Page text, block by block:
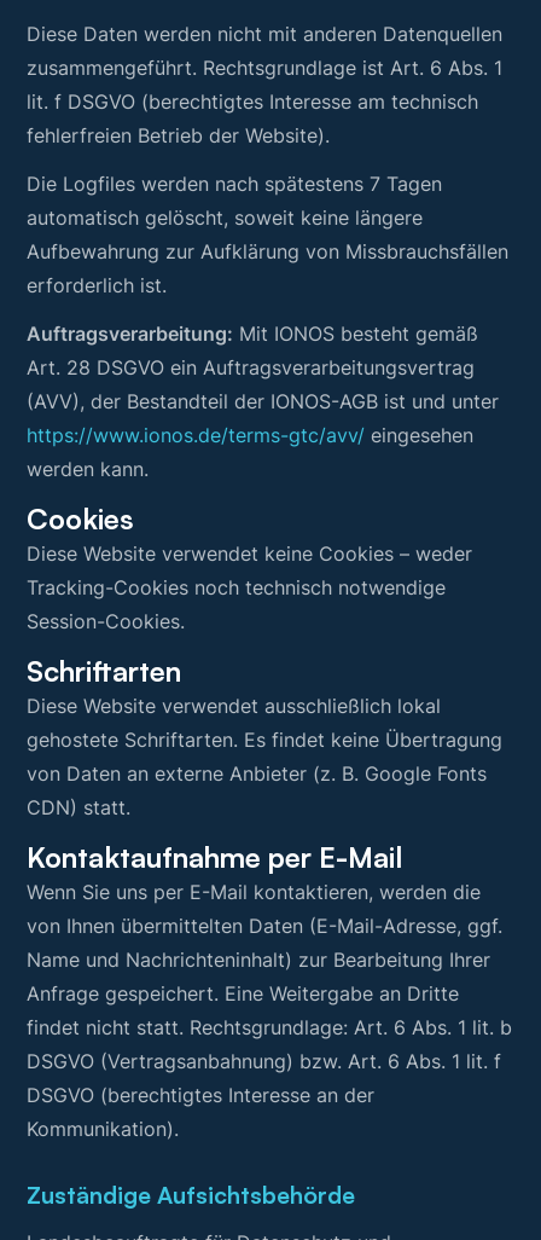
Diese Daten werden nicht mit anderen Datenquellen
zusammengeführt. Rechtsgrundlage ist Art. 6 Abs. 1
lit. f DSGVO (berechtigtes Interesse am technisch
fehlerfreien Betrieb der Website).
Die Logfiles werden nach spätestens 7 Tagen
automatisch gelöscht, soweit keine längere
Aufbewahrung zur Aufklärung von Missbrauchsfällen
erforderlich ist.
Auftragsverarbeitung: Mit IONOS besteht gemäß
Art. 28 DSGVO ein Auftragsverarbeitungsvertrag
(AVV), der Bestandteil der IONOS-AGB ist und unter
https://www.ionos.de/terms-gtc/avv/ eingesehen
werden kann.
Cookies
Diese Website verwendet keine Cookies – weder
Tracking-Cookies noch technisch notwendige
Session-Cookies.
Schriftarten
Diese Website verwendet ausschließlich lokal
gehostete Schriftarten. Es findet keine Übertragung
von Daten an externe Anbieter (z. B. Google Fonts
CDN) statt.
Kontaktaufnahme per E-Mail
Wenn Sie uns per E-Mail kontaktieren, werden die
von Ihnen übermittelten Daten (E-Mail-Adresse, ggf.
Name und Nachrichteninhalt) zur Bearbeitung Ihrer
Anfrage gespeichert. Eine Weitergabe an Dritte
findet nicht statt. Rechtsgrundlage: Art. 6 Abs. 1 lit. b
DSGVO (Vertragsanbahnung) bzw. Art. 6 Abs. 1 lit. f
DSGVO (berechtigtes Interesse an der
Kommunikation).
Zuständige Aufsichtsbehörde